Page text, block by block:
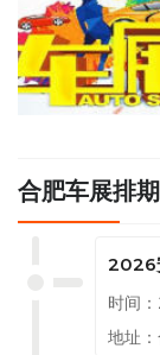
合肥车展排期
2026
时间
地址